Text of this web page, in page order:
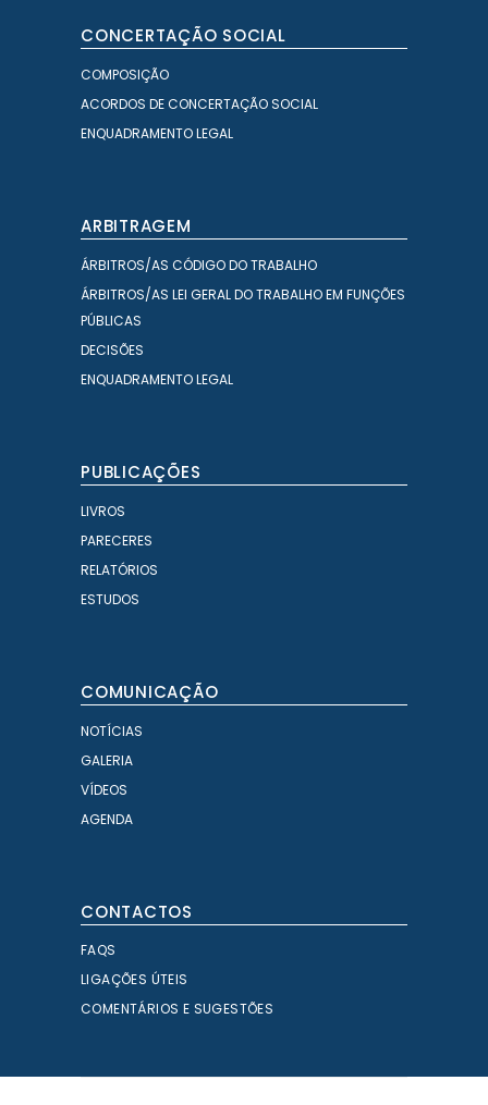
CONCERTAÇÃO SOCIAL
COMPOSIÇÃO
ACORDOS DE CONCERTAÇÃO SOCIAL
ENQUADRAMENTO LEGAL
ARBITRAGEM
ÁRBITROS/AS CÓDIGO DO TRABALHO
ÁRBITROS/AS LEI GERAL DO TRABALHO EM FUNÇÕES
PÚBLICAS
DECISÕES
ENQUADRAMENTO LEGAL
PUBLICAÇÕES
LIVROS
PARECERES
RELATÓRIOS
ESTUDOS
COMUNICAÇÃO
NOTÍCIAS
GALERIA
VÍDEOS
AGENDA
CONTACTOS
FAQS
LIGAÇÕES ÚTEIS
COMENTÁRIOS E SUGESTÕES